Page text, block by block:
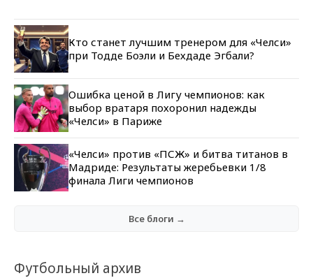
Кто станет лучшим тренером для «Челси»
при Тодде Боэли и Бехдаде Эгбали?
Ошибка ценой в Лигу чемпионов: как
выбор вратаря похоронил надежды
«Челси» в Париже
«Челси» против «ПСЖ» и битва титанов в
Мадриде: Результаты жеребьевки 1/8
финала Лиги чемпионов
Все блоги →
Футбольный архив